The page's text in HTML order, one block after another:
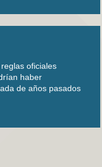
oficiales
haber
de años pasados